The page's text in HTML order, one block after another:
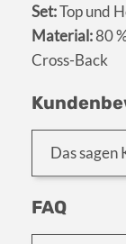
Set:Top und
Material:80
Cross-Back
Das sagen
FAQ